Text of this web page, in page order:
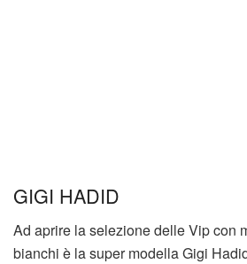
GIGI HADID
Ad aprire la selezione delle Vip con
bianchi è la super modella Gigi